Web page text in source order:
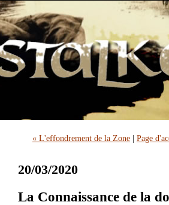
« L'effondrement de la Zone| Page
20/03/2020
La Connaissance de la